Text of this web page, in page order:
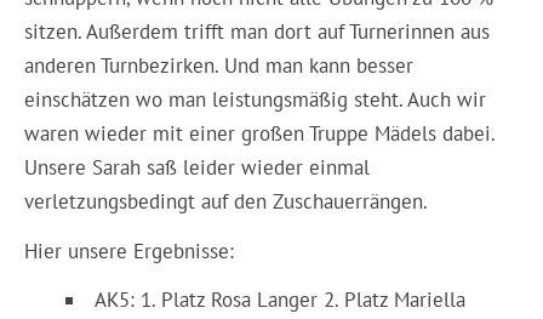
sitzen. Außerdem trifft man dort auf Turnerinnen aus
anderen Turnbezirken. Und man kann besser
einschätzen wo man leistungsmäßig steht. Auch wir
waren wieder mit einer großen Truppe Mädels dabei.
Unsere Sarah saß leider wieder einmal
verletzungsbedingt auf den Zuschauerrängen.
Hier unsere Ergebnisse:
AK5: 1. Platz Rosa Langer 2. Platz Mariella